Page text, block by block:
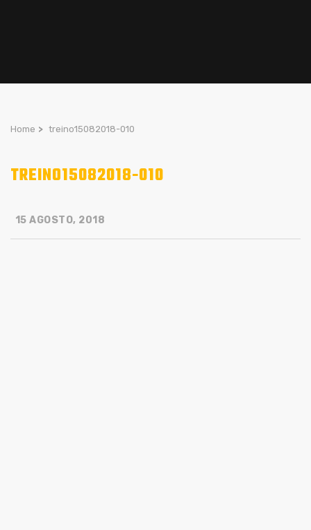
Home > treino15082018-010
TREINO15082018-010
15 AGOSTO, 2018